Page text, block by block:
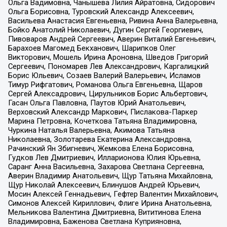
Ольга Вадимовна, Чанышева Лилия Айратовна, Сидорович
Ольга Борисовна, Туровский Александр Алексеевич,
Васильева Анастасия Евгеньевна, Ривина Анна Валерьевна,
Бойко Анатолий Николаевич, Дугин Сергей Георгиевич,
Пивоваров Андрей Сергеевич, Аверин Виталий Евгеньевич,
Барахоев Магомед Бекханович, Шарипков Олег
Викторович, Мошель Ирина Ароновна, Шведов Григорий
Сергеевич, Пономарев Лев Александрович, Каргалицкий
Борис Юльевич, Созаев Валерий Валерьевич, Исламов
Тимур Рифгатович, Романова Ольга Евгеньевна, Щаров
Сергей Алексадрович, Цирульников Борис Альбертович,
Гасан Ольга Павловна, Паутов Юрий Анатольевич,
Верховский Александр Маркович, Пислакова-Паркер
Марина Петровна, Кочеткова Татьяна Владимировна,
Чуркина Наталья Валерьевна, Акимова Татьяна
Николаевна, Золотарева Екатерина Александровна,
Рачинский Ян Збигневич, Жемкова Елена Борисовна,
Гудков Лев Дмитриевич, Илларионова Юлия Юрьевна,
Саранг Анна Васильевна, Захарова Светлана Сергеевна,
Аверин Владимир Анатольевич, Щур Татьяна Михайловна,
Щур Николай Алексеевич, Блинушов Андрей Юрьевич,
Мосин Алексей Геннадьевич, Гефтер Валентин Михайлович,
Симонов Алексей Кириллович, Флиге Ирина Анатольевна,
Мельникова Валентина Дмитриевна, Вититинова Елена
Владимировна, Баженова Светлана Куприяновна,